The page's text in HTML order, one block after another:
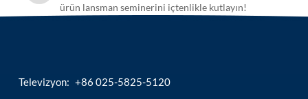
ürün lansman seminerini içtenlikle kutlayın!
Televizyon: +86 025-5825-5120